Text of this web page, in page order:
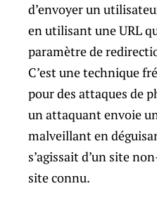
d’envoyer un
en utilisant une URL
paramètre de
C’est une technique
pour des attaques de
un attaquant envoie
malveillant en
s’agissait d’un site
site connu.